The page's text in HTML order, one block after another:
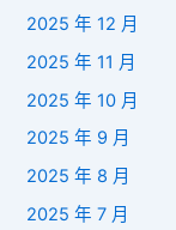
2025 年 12 月
2025 年 11 月
2025 年 10 月
2025 年 9 月
2025 年 8 月
2025 年 7 月